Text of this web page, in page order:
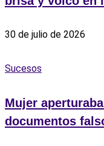
30 de julio de 2026
Sucesos
Mujer
documentos